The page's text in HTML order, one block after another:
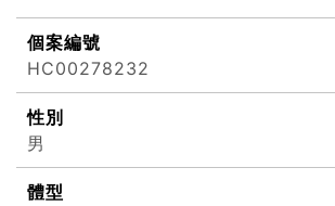
個案編號
HC00278232
性別
男
體型